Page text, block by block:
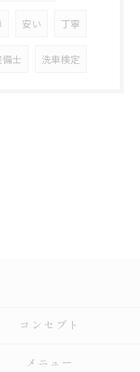
安い 丁寧
備士 洗車検定
コンセプト
メニュー